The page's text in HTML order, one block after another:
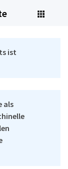
ist
als